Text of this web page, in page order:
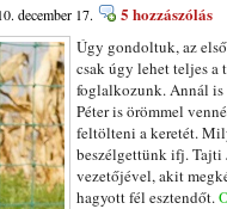
december 17. 5 hozzászólás
Úgy gondoltuk, az
csak úgy lehet teljes a
foglalkozunk. Annál is
Péter is örömmel
feltölteni a keretét.
beszélgettünk ifj. Tajti
vezetőjével, akit
hagyott fél esztendőt.